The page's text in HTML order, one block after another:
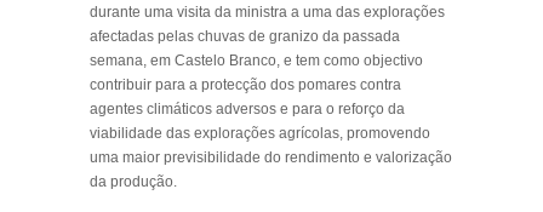
durante uma visita da ministra a uma das explorações
afectadas pelas chuvas de granizo da passada
semana, em Castelo Branco, e tem como objectivo
contribuir para a protecção dos pomares contra
agentes climáticos adversos e para o reforço da
viabilidade das explorações agrícolas, promovendo
uma maior previsibilidade do rendimento e valorização
da produção.